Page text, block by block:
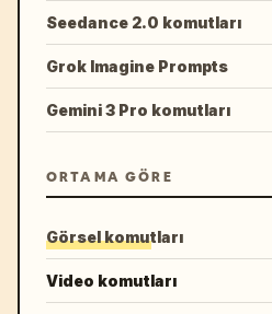
Seedance 2.0 komutları
Grok Imagine Prompts
Gemini 3 Pro komutları
ORTAMA GÖRE
Görsel komutları
Video komutları